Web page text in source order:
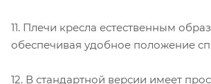
11. Плечи кресла естественным
обеспечивая удобное положение
12. В стандартной версии имеет